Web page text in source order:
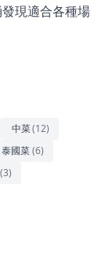
現適合各種場
中菜(12)
泰國菜(6)
(3)